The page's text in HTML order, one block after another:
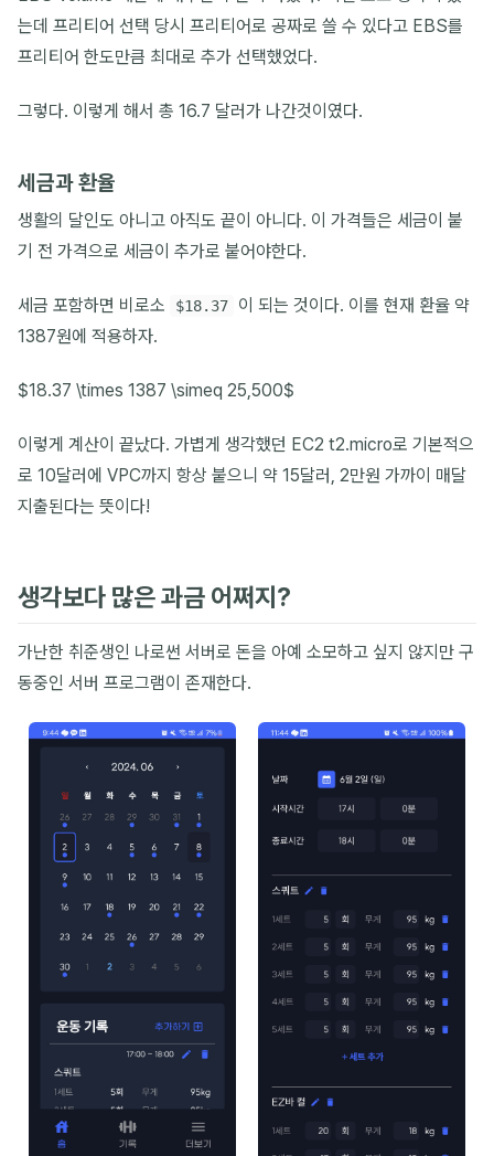
는데 프리티어 선택 당시 프리티어로 공짜로 쓸 수 있다고 EBS를
프리티어 한도만큼 최대로 추가 선택했었다.
그렇다. 이렇게 해서 총 16.7 달러가 나간것이였다.
세금과 환율
생활의 달인도 아니고 아직도 끝이 아니다. 이 가격들은 세금이 붙
기 전 가격으로 세금이 추가로 붙어야한다.
세금 포함하면 비로소 $18.37
이 되는 것이다. 이를 현재 환율 약
1387원에 적용하자.
$18.37 \times 1387 \simeq 25,500$
이렇게 계산이 끝났다. 가볍게 생각했던 EC2 t2.micro로 기본적으
로 10달러에 VPC까지 항상 붙으니 약 15달러, 2만원 가까이 매달
지출된다는 뜻이다!
생각보다 많은 과금 어쩌지?
가난한 취준생인 나로썬 서버로 돈을 아예 소모하고 싶지 않지만 구
동중인 서버 프로그램이 존재한다.